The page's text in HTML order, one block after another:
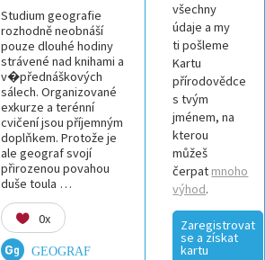
Studium geografie
rozhodně neobnáší
pouze dlouhé hodiny
strávené nad knihami a
v�přednáškových
sálech. Organizované
exkurze a terénní
cvičení jsou příjemným
doplňkem. Protože je
ale geograf svojí
přirozenou povahou
duše toula …
0x
GEOGRAF
všechny
údaje a my
ti pošleme
Kartu
přírodovědce
s tvým
jménem, na
kterou
můžeš
čerpat mnoho
výhod.
Zaregistrovat
se a získat
kartu